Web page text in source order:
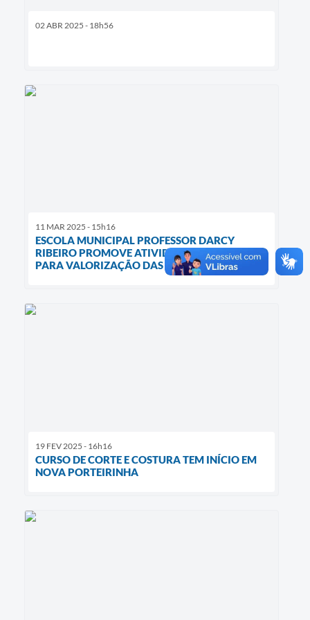
02 ABR 2025 - 18h56
11 MAR 2025 - 15h16
ESCOLA MUNICIPAL PROFESSOR DARCY
RIBEIRO PROMOVE ATIVIDADES CULTURAIS
PARA VALORIZAÇÃO DAS TRADIÇÕES LOCAIS
19 FEV 2025 - 16h16
CURSO DE CORTE E COSTURA TEM INÍCIO EM
NOVA PORTEIRINHA